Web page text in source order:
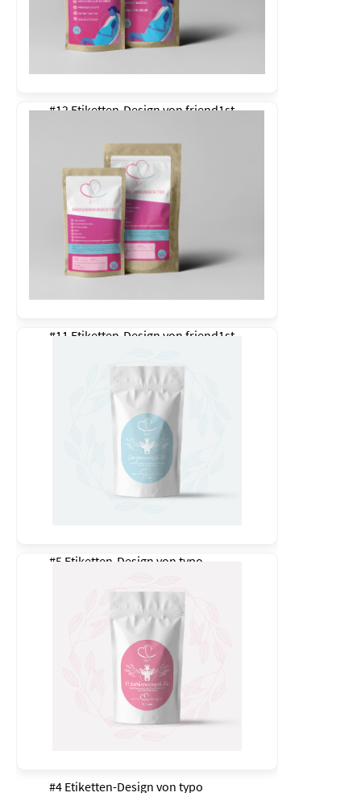
#12 Etiketten-Design vonfriend1st
#11 Etiketten-Design von friend1st
#5 Etiketten-Design von typo
#4 Etiketten-Design von typo